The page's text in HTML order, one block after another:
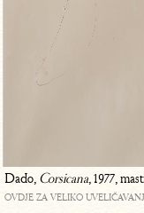
Dado, Corsicana, 1977,
ovdje za veliko